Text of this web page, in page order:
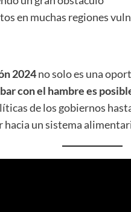
en muchas regiones
2024no solo es una
con el hambre es
de los gobiernos
hacia un sistema